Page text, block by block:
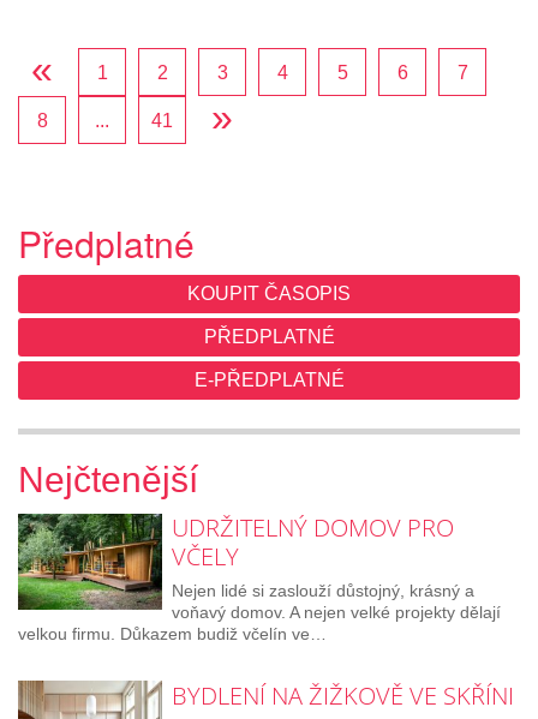
« 1 2 3 4 5 6 7
8 ... 41 »
Předplatné
KOUPIT ČASOPIS
PŘEDPLATNÉ
E-PŘEDPLATNÉ
Nejčtenější
UDRŽITELNÝ DOMOV PRO
VČELY
Nejen lidé si zaslouží důstojný, krásný a
voňavý domov. A nejen velké projekty dělají
velkou firmu. Důkazem budiž včelín ve…
BYDLENÍ NA ŽIŽKOVĚ VE SKŘÍNI